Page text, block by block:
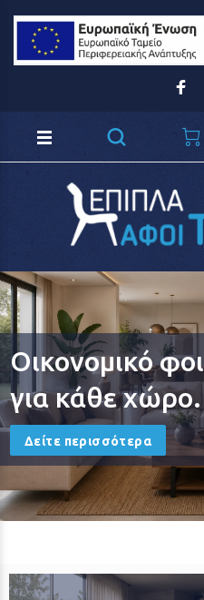
Οικονομικό
για κάθε χώρο.
Δείτε περισσότερα